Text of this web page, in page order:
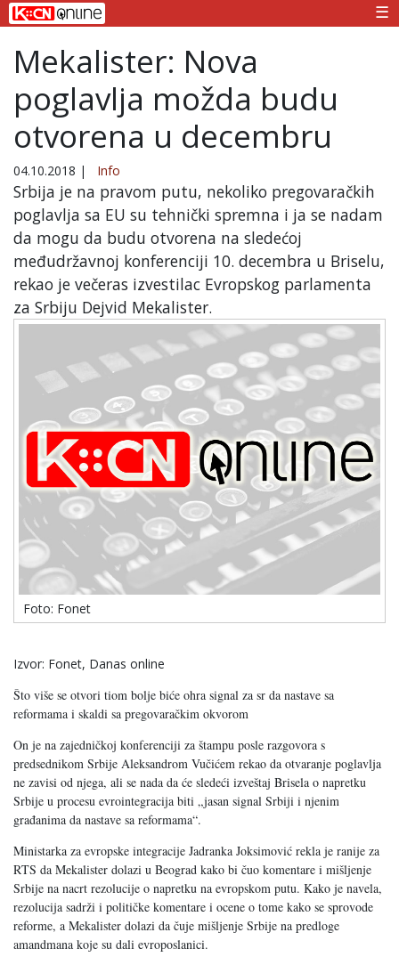
☰
Mekalister: Nova
poglavlja možda budu
otvorena u decembru
04.10.2018 | Info
Srbija je na pravom putu, nekoliko pregovaračkih
poglavlja sa EU su tehnički spremna i ja se nadam
da mogu da budu otvorena na sledećoj
međudržavnoj konferenciji 10. decembra u Briselu,
rekao je večeras izvestilac Evropskog parlamenta
za Srbiju Dejvid Mekalister.
Foto: Fonet
Izvor: Fonet, Danas online
Što više se otvori tiom bolje biće ohra signal za sr da nastave sa
reformama i skaldi sa pregovaračkim okvorom
On je na zajedničkoj konferenciji za štampu posle razgovora s
predsednikom Srbije Aleksandrom Vučićem rekao da otvaranje poglavlja
ne zavisi od njega, ali se nada da će sledeći izveštaj Brisela o napretku
Srbije u procesu evrointegracija biti „jasan signal Srbiji i njenim
građanima da nastave sa reformama“.
Ministarka za evropske integracije Jadranka Joksimović rekla je ranije za
RTS da Mekalister dolazi u Beograd kako bi čuo komentare i mišljenje
Srbije na nacrt rezolucije o napretku na evropskom putu. Kako je navela,
rezolucija sadrži i političke komentare i ocene o tome kako se sprovode
reforme, a Mekalister dolazi da čuje mišljenje Srbije na predloge
amandmana koje su dali evroposlanici.